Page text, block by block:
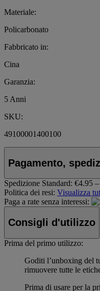
Materiale:
Policarbonato
Fabbricato in:
Cina
Garanzia:
5 Anni
SKU:
49100001400100
Pagamento,
Spedizione Standard: €4.95
Politica dei resi: Visualizza
Paga a rate senza interessi:
Consigli d'utilizzo
Prima del primo utilizzo:
Goditi l’unboxing del
rimuovere tutte le
Prima di usare per la